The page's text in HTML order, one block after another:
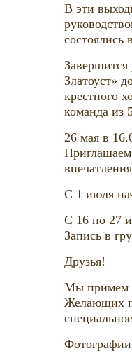
В эти
состоялись
Завершится
Златоуст»
крестного
команда из
26 мая в
С 1 июля
С 16 по 27
Запись в
Друзья!
Мы примем
Желающих
Фотографии